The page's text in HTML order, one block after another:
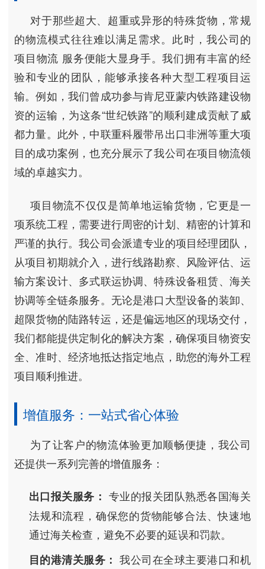
对于那些超大、超重或异形的特殊货物，常规
的物流模式往往难以满足需求。此时，我公司的
项目物流 服务便能大显身手。我们拥有丰富的经
验和专业的团队，能够承接各种大型工程项目运
输。例如，我们曾成功参与肯尼亚蒙内铁路建设物
资的运输，为这条“世纪铁路”的顺利建成贡献了威
都力量。此外，中联重科履带吊出口非洲等重大项
目的成功案例，也充分展示了我公司在项目物流领
域的卓越实力。
项目物流不仅仅是简单地运输货物，它更是一
项系统工程，需要进行周密的计划、精密的计算和
严谨的执行。我公司会派遣专业的项目经理团队，
从项目初期就介入，进行线路勘察、风险评估、运
输方案设计、多式联运协调、特殊设备租赁、海关
协调等全链条服务。无论是港口大型设备的装卸、
超限货物的陆路转运，还是偏远地区的现场交付，
我们都能提供定制化的解决方案，确保项目物资安
全、准时、经济地抵达指定地点，助您的海外工程
项目顺利推进。
增值服务：一站式省心体验
为了让客户的物流体验更加顺畅便捷，我公司
还提供一系列完善的增值服务：
出口报关服务： 专业的报关团队熟悉各国海关
法规和流程，确保您的货物能够合法、快速地
通过海关检查，避免不必要的延误和罚款。
目的港清关服务：我公司在全球主要港口和机